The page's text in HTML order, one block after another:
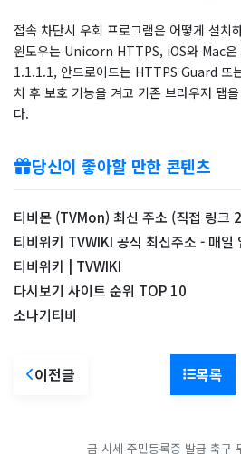
접속 차단시 우회 프로그램은 어떻게 설치
윈도우는 Unicorn HTTPS, iOS와 Mac
1.1.1.1, 안드로이드는 HTTPS Guard 또
치 후 보호 기능을 켜고 기존 브라우저 탭
다.
당신이 좋아할 만한 콘텐츠
티비몬 (TVMon) 최신 주소 (직접 링크
티비위키 TVWIKI 공식 최신주소 - 매일
티비위키 | TVWIKI
다시보기 사이트 순위 TOP 10
소나기티비
이전글 목록
금 시세 주민등록증 발급 축구